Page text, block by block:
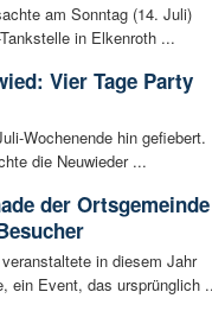
am Sonntag (14. Juli)
in Elkenroth ...
Vier Tage Party
Wochenende hin gefiebert.
die Neuwieder ...
der Ortsgemeinde
in diesem Jahr
ein Event, das ursprünglich